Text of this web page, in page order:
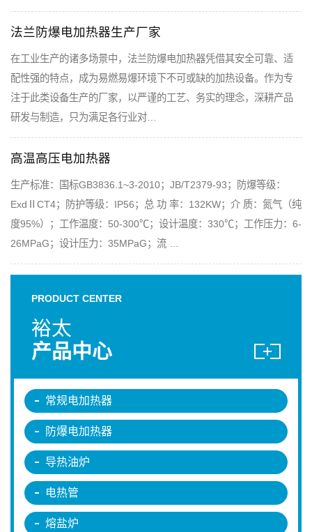
法兰防爆电加热器生产厂家
在工业生产的诸多场景中，法兰防爆电加热器凭借其安全可靠、适
配性强的特点，成为易燃易爆环境下不可或缺的加热设备。作为专
注于此类设备生产的厂家，以严谨的工艺、务实的理念，深耕产品
研发与制造，只为满足各行业对…
高温高压电加热器
生产标准：国标GB3836.1~3-2010；JB/T2379-93；防爆等级：
ExdⅡCT4；防护等级：IP56；总 功 率：132KW；介 质：氮气（纯
度95%）；工作温度：50-300℃；设计温度：330℃；工作压力：6-
26MPaG；设计压力：35MPaG；流 …
PRODUCT CENTER
裕太
产品中心
常规电加热器
防爆电加热器
导热油炉
电热管
熔盐炉